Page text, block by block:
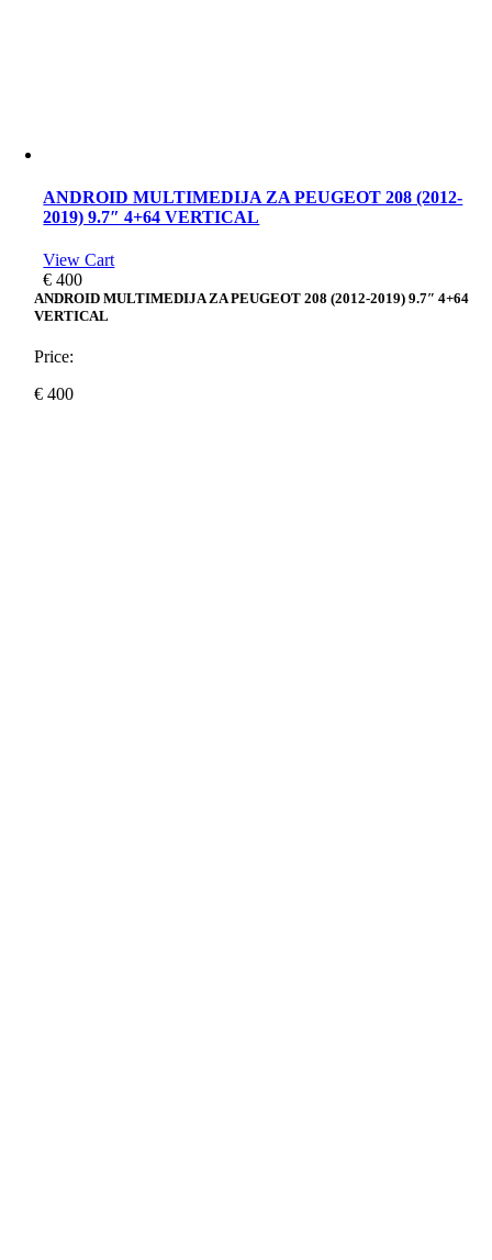
ANDROID MULTIMEDIJA ZA PEUGEOT 208 (2012-
2019) 9.7″ 4+64 VERTICAL
View Cart
€ 400
ANDROID MULTIMEDIJA ZA PEUGEOT 208 (2012-2019) 9.7″ 4+64
VERTICAL
Price:
€ 400